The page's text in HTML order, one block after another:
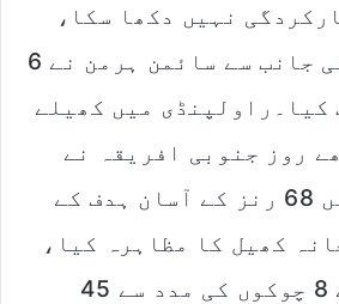
نہیں دکھا سکا،
جنوبی افریقہ کی جانب سے سائمن ہرمن نے 6
کیا۔راولپنڈی میں کھیلے
روز جنوبی افریقہ نے
دوسری اننگز میں 68 رنز کے آسان ہدف کے
کھیل کا مظاہرہ کیا،
ایڈن مارکرم نے 8 چوکوں کی مدد سے 45